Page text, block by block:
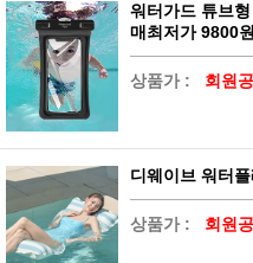
워터가드 튜브
매최저가 9800
상품가 : 회원
디웨이브 워터
상품가 : 회원